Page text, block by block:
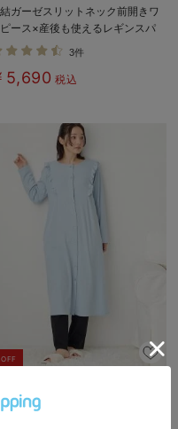
ガーゼスリットネック前開きワ
ース×産後も使えるレギンスパ
ャマ マタニティ・授乳パジャマ
3件
5,690 税込
やわらかスムースラッフルワン